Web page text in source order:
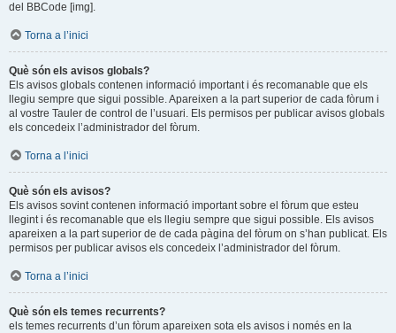
del BBCode [img].
Torna a l’inici
Què són els avisos globals?
Els avisos globals contenen informació important i és recomanable que els
llegiu sempre que sigui possible. Apareixen a la part superior de cada fòrum i
al vostre Tauler de control de l’usuari. Els permisos per publicar avisos globals
els concedeix l’administrador del fòrum.
Torna a l’inici
Què són els avisos?
Els avisos sovint contenen informació important sobre el fòrum que esteu
llegint i és recomanable que els llegiu sempre que sigui possible. Els avisos
apareixen a la part superior de de cada pàgina del fòrum on s’han publicat. Els
permisos per publicar avisos els concedeix l’administrador del fòrum.
Torna a l’inici
Què són els temes recurrents?
els temes recurrents d’un fòrum apareixen sota els avisos i només en la